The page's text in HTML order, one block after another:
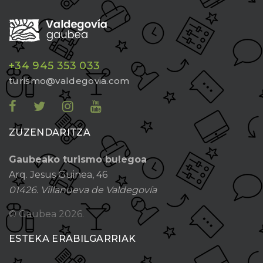
+34 945 353 033
turismo@valdegovia.com
ZUZENDARITZA
Gaubeako turismo bulegoa
Arq. Jesus Guinea, 46
01426. Villanueva de Valdegovía
© Gaubea 2026.
ESTEKA ERABILGARRIAK